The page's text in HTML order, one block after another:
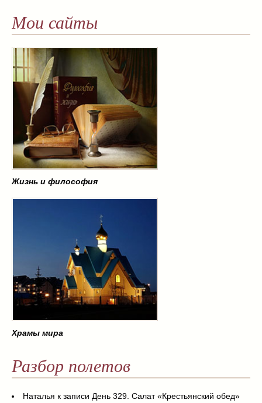
Мои сайты
Жизнь и философия
Храмы мира
Разбор полетов
Наталья к записи День 329. Салат «Крестьянский обед»